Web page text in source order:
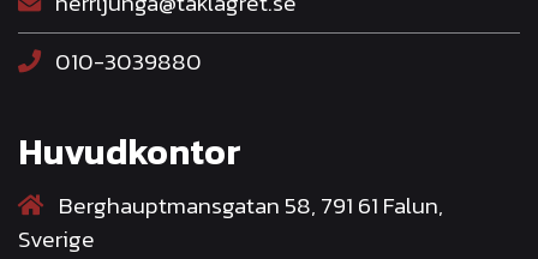
010-3039880
Huvudkontor
Berghauptmansgatan 58, 791 61 Falun,
Sverige